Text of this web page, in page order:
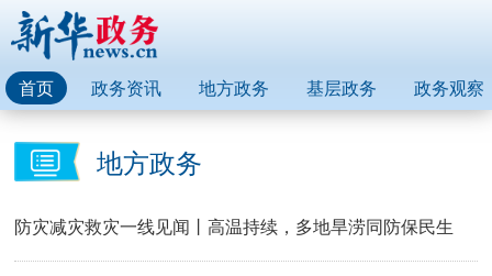
首页 政务资讯 地方政务 基层政务 政务观察
地方政务
防灾减灾救灾一线见闻丨高温持续，多地旱涝同防保民生